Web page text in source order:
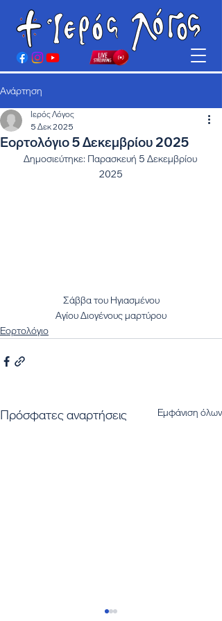
Ανάρτηση
Εορτολόγιο 5 Δεκεμβρίου 2025
Ιερός Λόγος
5 Δεκ 2025
Δημοσιεύτηκε: Παρασκευή 5 Δεκεμβρίου
2025
Σάββα του Ηγιασμένου
Αγίου Διογένους μαρτύρου
Εορτολόγιο
Πρόσφατες αναρτήσεις Εμφάνιση όλων